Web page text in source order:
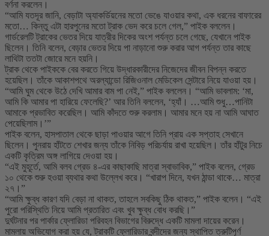
বর্ণনা করলেন।
“আমি যতদূর জানি, বেড়াটা অ্যাকর্ডিয়নের মতো ভেঙে যাওয়ার কথা, এক ধরনের বাফারের
মতো… কিন্তু এটা হারপুনের মতো ট্রাক ভেদ করে চলে গেল,” পাইক বললেন।
গার্ডরেলটি ট্রাকের ভেতর দিয়ে যাত্রীর দিকের অংশ পর্যন্ত চলে গেছে, যেখানে পাইক
ছিলেন। তিনি বলেন, বেড়ার ভেতর দিয়ে পা নাড়ানো শুরু করার আগ পর্যন্ত তার কাছে
লাথিটা ততটা জোরে মনে হয়নি।
ট্রাক থেকে পাইককে বের করতে গিয়ে উদ্ধারকারীদের নিজেদের জীবন বিপন্ন করতে
হয়েছিল। তাঁকে আকাশপথে অরল্যান্ডো রিজিওনাল মেডিকেল সেন্টারে নিয়ে যাওয়া হয়।
“আমি ঘুম থেকে উঠে দেখি আমার বাম পা নেই,” পাইক বললেন। “আমি ভাবলাম: ‘মা,
আমি কি আমার পা হারিয়ে ফেলেছি?’ আর তিনি বললেন, ‘হ্যাঁ। …আমি শুধু…পানিটা
আমাকে প্রভাবিত করেছিল। আমি কাঁদতে শুরু করলাম। আমার মনে হয় না আমি আঘাত
পেয়েছিলাম।’”
পাইক বলেন, হাসপাতাল থেকে ছাড়া পাওয়ার আগে তিনি প্রায় এক সপ্তাহ সেখানে
ছিলেন। পুনরায় হাঁটতে শেখার জন্য তাঁকে নিবিড় পরিচর্যায় রাখা হয়েছিল। তাঁর হাঁটুর নিচে
একটি কৃত্রিম অঙ্গ লাগিয়ে দেওয়া হয়।
“এই মুহূর্তে, আমি বলব গ্রেড ৪-এর কাছাকাছি মাত্রা স্বাভাবিক,” পাইক বলেন, গ্রেড
১০ থেকে শুরু হওয়া ব্যথার কথা উল্লেখ করে। “খারাপ দিনে, যখন ঠান্ডা থাকে… মাত্রা
২৭।”
“আমি ক্ষুব্ধ কারণ যদি বেড়া না থাকত, তাহলে সবকিছু ঠিক থাকত,” পাইক বলেন। “এই
পুরো পরিস্থিতি নিয়ে আমি প্রতারিত এবং খুব ক্ষুব্ধ বোধ করছি।”
দুর্ঘটনার পর পার্কার ফ্লোরিডা পরিবহন বিভাগের বিরুদ্ধে একটি মামলা দায়ের করেন।
মামলায় অভিযোগ করা হয় যে, ট্রাকটি ফ্লোরিডার বন্দীদের জন্য স্থাপিত ত্রুটিপূর্ণ